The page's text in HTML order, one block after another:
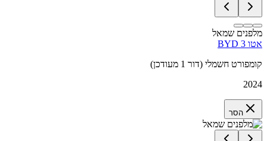
מלפנים שמאל
BYD אטו 3
קומפורט חשמלי (דור 1 מעודכן)
2024
הסר